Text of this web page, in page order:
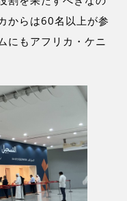
からは60名以上が参
にもアフリカ・ケニ